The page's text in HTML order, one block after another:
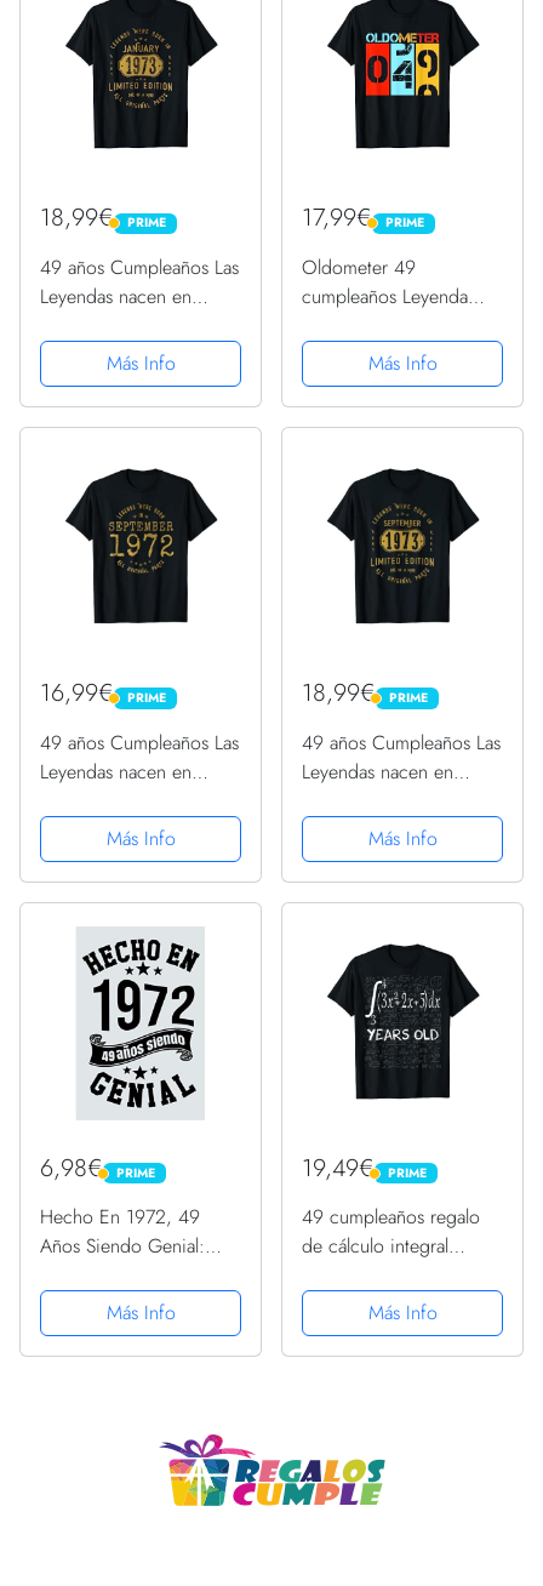
18,99€ PRIME
PRIME
49 años Cumpleaños Las
Leyendas nacen en
Más Info
17,99€ PRIME
PRIME
Oldometer 49
cumpleaños Leyenda
CamisetaMás Info
16,99€ PRIME
PRIME
49 años Cumpleaños Las
Leyendas nacen en
CamisetaMás Info
18,99€ PRIME
PRIME
49 años Cumpleaños Las
Leyendas nacen en
CamisetaMás Info
6,98€ PRIME
PRIME
Hecho En 1972, 49
Años Siendo Genial:
cumpleaños de 49 años,
Diario forrado divertido,
Cuaderno formato A5
Más Info
19,49€ PRIME
PRIME
49 cumpleaños regalo
de cálculo integral
CamisetaMás Info